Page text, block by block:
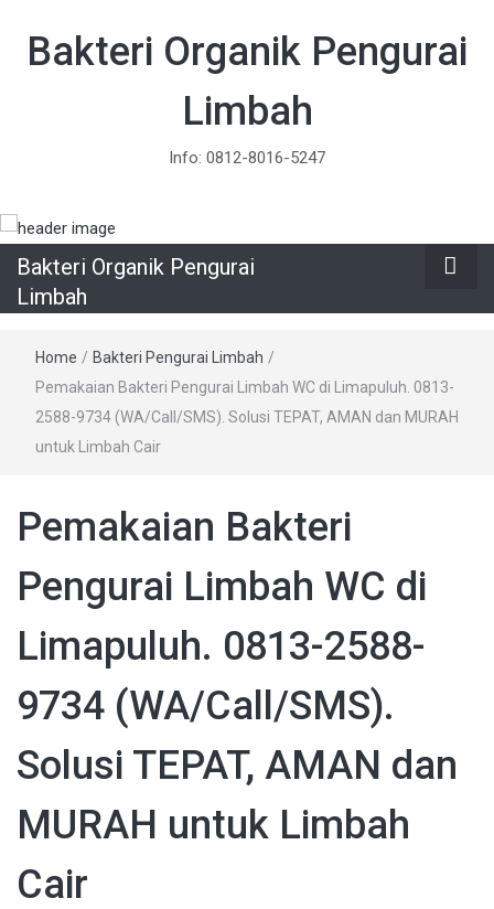
Bakteri Organik Pengurai
Limbah
Info: 0812-8016-5247
Bakteri Organik Pengurai
Limbah
Home / Bakteri Pengurai Limbah /
Pemakaian Bakteri Pengurai Limbah WC di Limapuluh. 0813-
2588-9734 (WA/Call/SMS). Solusi TEPAT, AMAN dan MURAH
untuk Limbah Cair
Pemakaian Bakteri
Pengurai Limbah WC di
Limapuluh. 0813-2588-
9734 (WA/Call/SMS).
Solusi TEPAT, AMAN dan
MURAH untuk Limbah
Cair